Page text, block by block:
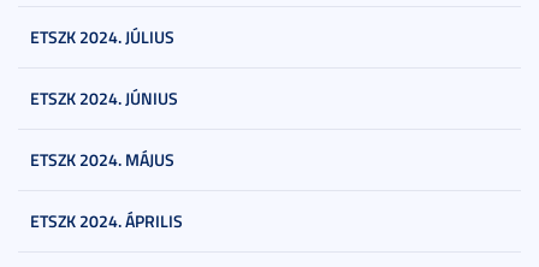
ETSZK 2024. JÚLIUS
ETSZK 2024. JÚNIUS
ETSZK 2024. MÁJUS
ETSZK 2024. ÁPRILIS